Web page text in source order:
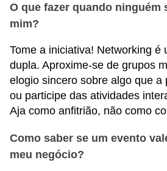
O que fazer quando ninguém
mim?
Tome a iniciativa! Networking é
dupla. Aproxime-se de grupos
elogio sincero sobre algo que a
ou participe das atividades
Aja como anfitrião, não como
Como saber se um evento
meu negócio?